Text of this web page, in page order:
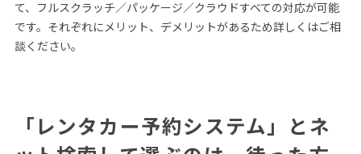
て、フルスクラッチ／パッケージ／クラウドすべての対応が可能
です。それぞれにメリット、デメリットがあるため詳しくはご相
談ください。
「レンタカー予約システム」とネ